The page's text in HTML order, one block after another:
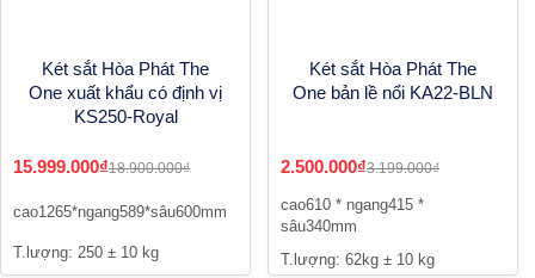
Két sắt Hòa Phát The
One xuất khẩu có định vị
KS250-Royal
15.999.000₫18.900.000₫
cao1265*ngang589*sâu600mm
T.lượng: 250 ± 10 kg
Két sắt Hòa Phát The
One bản lề nổi KA22-BLN
2.500.000₫3.199.000₫
cao610 * ngang415 *
sâu340mm
T.lượng: 62kg ± 10 kg